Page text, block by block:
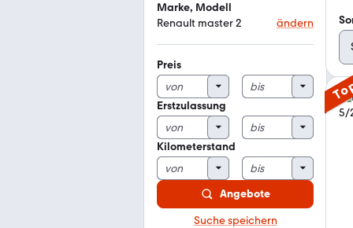
Marke, Modell
Renault master 2
ändern
Preis
Erstzulassung
Kilometerstand
Angebote
Suche speichern